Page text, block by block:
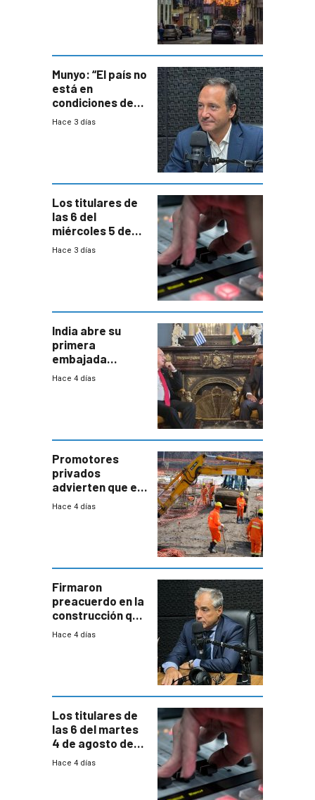
Munyo: “El país no
está en
condiciones de
enfrentar una
Hace 3 días
Los titulares de
las 6 del
miércoles 5 de
agosto de 2026
Hace 3 días
India abre su
primera
embajada
residente en
enorme
potencial
Hace 4 días
Promotores
privados
advierten que el
nuevo convenio
a revisar
proyectos
Hace 4 días
Firmaron
preacuerdo en la
construcción que
comprende
Hace 4 días
Los titulares de
las 6 del martes
4 de agosto de
2026
Hace 4 días